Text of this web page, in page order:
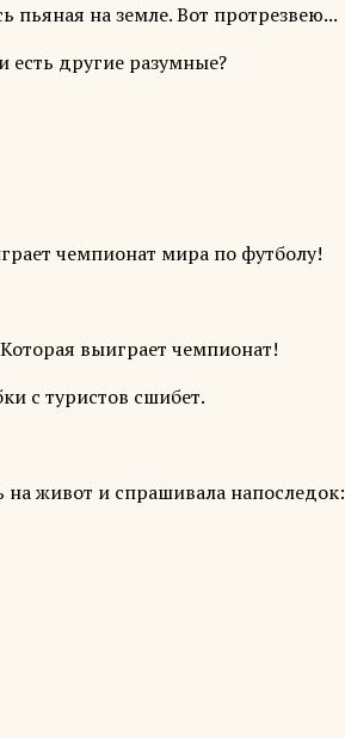
пьяная на земле. Вот протрезвею...
другие разумные?
чемпионат мира по футболу!
выиграет чемпионат!
с туристов сшибет.
на живот и спрашивала напоследок: